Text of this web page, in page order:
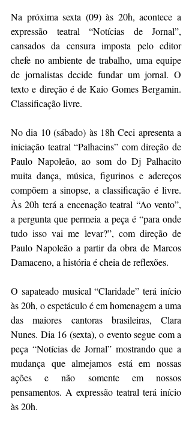
Na próxima sexta (09) às 20h, acontece a
expressão teatral “Notícias de Jornal”,
cansados da censura imposta pelo editor
chefe no ambiente de trabalho, uma equipe
de jornalistas decide fundar um jornal. O
texto e direção é de Kaio Gomes Bergamin.
Classificação livre.
No dia 10 (sábado) às 18h Ceci apresenta a
iniciação teatral “Palhacins” com direção de
Paulo Napoleão, ao som do Dj Palhacito
muita dança, música, figurinos e adereços
compõem a sinopse, a classificação é livre.
Às 20h terá a encenação teatral “Ao vento”,
a pergunta que permeia a peça é “para onde
tudo isso vai me levar?”, com direção de
Paulo Napoleão a partir da obra de Marcos
Damaceno, a história é cheia de reflexões.
O sapateado musical “Claridade” terá início
às 20h, o espetáculo é em homenagem a uma
das maiores cantoras brasileiras, Clara
Nunes. Dia 16 (sexta), o evento segue com a
peça “Notícias de Jornal” mostrando que a
mudança que almejamos está em nossas
ações e não somente em nossos
pensamentos. A expressão teatral terá início
às 20h.